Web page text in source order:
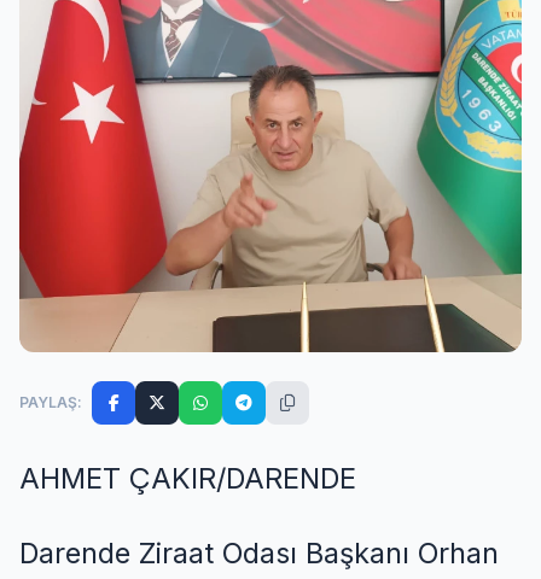
PAYLAŞ:
AHMET ÇAKIR/DARENDE
Darende Ziraat Odası Başkanı Orhan